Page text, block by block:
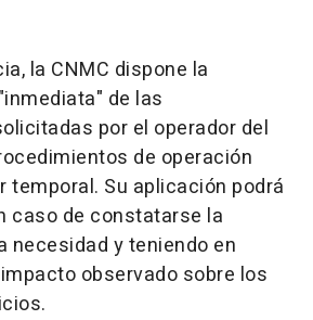
la CNMC dispone la
de las
por el operador del
de operación
temporal. Su aplicación podrá
caso de constatarse la
necesidad y teniendo en
observado sobre los